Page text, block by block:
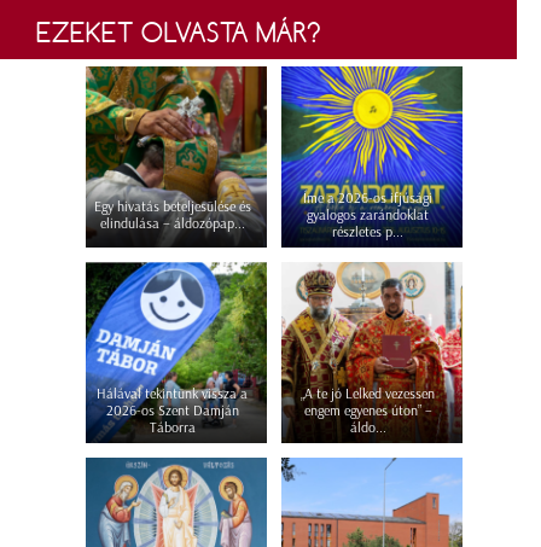
EZEKET OLVASTA MÁR?
Egy hivatás beteljesülése és
elindulása – áldozópap...
Íme a 2026-os ifjúsági
gyalogos zarándoklat
részletes p...
Hálával tekintünk vissza a
2026-os Szent Damján
Táborra
„A te jó Lelked vezessen
engem egyenes úton” –
áldo...